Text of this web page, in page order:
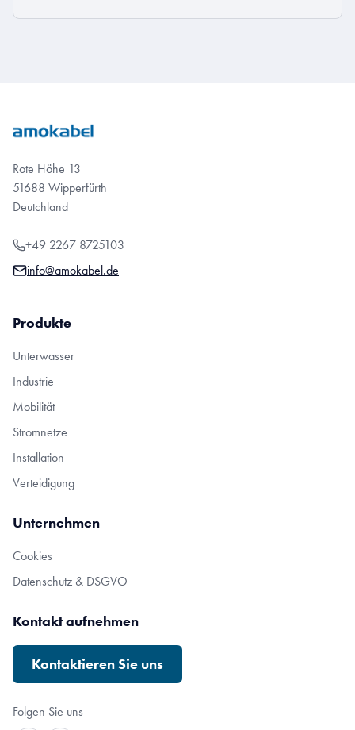
Rote Höhe 13
51688 Wipperfürth
Deutchland
+49 2267 8725103
info@amokabel.de
Produkte
Unterwasser
Industrie
Mobilität
Stromnetze
Installation
Verteidigung
Unternehmen
Cookies
Datenschutz & DSGVO
Kontakt aufnehmen
Kontaktieren Sie uns
Folgen Sie uns